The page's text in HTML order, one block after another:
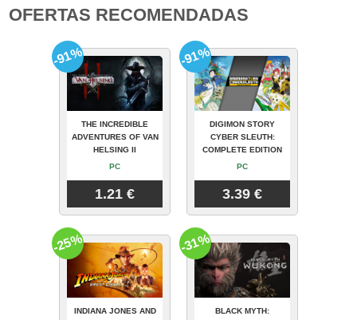
OFERTAS RECOMENDADAS
THE INCREDIBLE
ADVENTURES OF VAN
HELSING II
PC
1.21 €
-91%
DIGIMON STORY
CYBER SLEUTH:
COMPLETE EDITION
PC
3.39 €
-91%
INDIANA JONES AND
-25%
BLACK MYTH:
-31%